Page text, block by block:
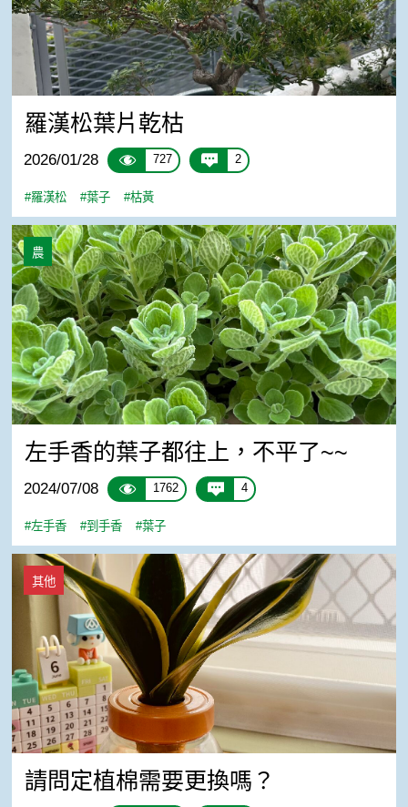
羅漢松葉片乾枯
2026/01/28 727 2
#羅漢松 #葉子 #枯黃
左手香的葉子都往上，不平了~~
農
左手香的葉子都往上，不平了~~
2024/07/08 1762 4
#左手香 #到手香 #葉子
請問定植棉需要更換嗎？
其他
請問定植棉需要更換嗎？